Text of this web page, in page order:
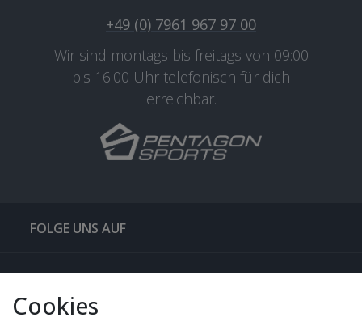
+49 (0) 7961 967 97 00
Wir sind montags bis freitags von 09:00
bis 16:00 Uhr telefonisch für dich
erreichbar.
FOLGE UNS AUF
QUICKLINKS & TIPPS
Cookies